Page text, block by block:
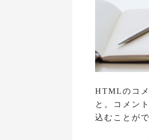
HTMLのコ
と。コメン
込むことが